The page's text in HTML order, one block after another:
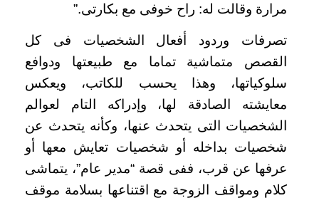
مرارة وقالت له: راح خوفى مع بكارتى.”
تصرفات وردود أفعال الشخصيات فى كل
القصص متماشية تماما مع طبيعتها ودوافع
سلوكياتها، وهذا يحسب للكاتب، ويعكس
معايشته الصادقة لها، وإدراكه التام لعوالم
الشخصيات التى يتحدث عنها، وكأنه يتحدث عن
شخصيات بداخله أو شخصيات تعايش معها أو
عرفها عن قرب، ففى قصة “مدير عام”، يتماشى
كلام ومواقف الزوجة مع اقتناعها بسلامة موقف